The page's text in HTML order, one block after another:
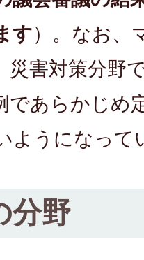
す）。なお、
災害対策分野
であらかじめ
ようになって
分野